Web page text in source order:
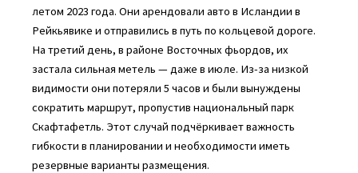
летом 2023 года. Они арендовали авто в Исландии в
Рейкьявике и отправились в путь по кольцевой дороге.
На третий день, в районе Восточных фьордов, их
застала сильная метель — даже в июле. Из-за низкой
видимости они потеряли 5 часов и были вынуждены
сократить маршрут, пропустив национальный парк
Скафтафетль. Этот случай подчёркивает важность
гибкости в планировании и необходимости иметь
резервные варианты размещения.